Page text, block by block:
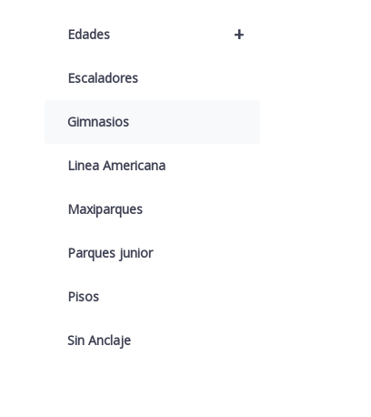
+
Edades
Escaladores
Gimnasios
Linea Americana
Maxiparques
Parques junior
Pisos
Sin Anclaje